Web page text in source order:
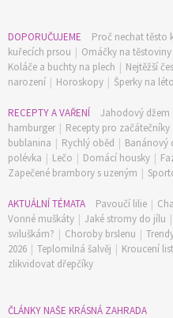
65 Kč
Naše krásná
DOPORUČUJEME Proč nechat těsto
kuřecích prsou | Omáčky na
Koláče a buchty na plech | Nejtěžší
narození | Horoskopy | Šperky na
RECEPTY A VAŘENÍ Jahodový džem
hamburger | Recepty pro začátečníky
bublanina | Rychlý oběd | Banánový
polévka | Lečo | Domácí housky |
Zapečené brambory s uzeným |
AKTUÁLNÍ TÉMATA Pavoučí lilie |
Vonné muškáty | Jaké stromy do jílu |
sviluškám? | Choroby brslenu |
2026 | Teplomilná šalvěj | Kroucení
zlikvidovat dřepčíky
ČLÁNKY NAŠE KRÁSNÁ ZAHRADA